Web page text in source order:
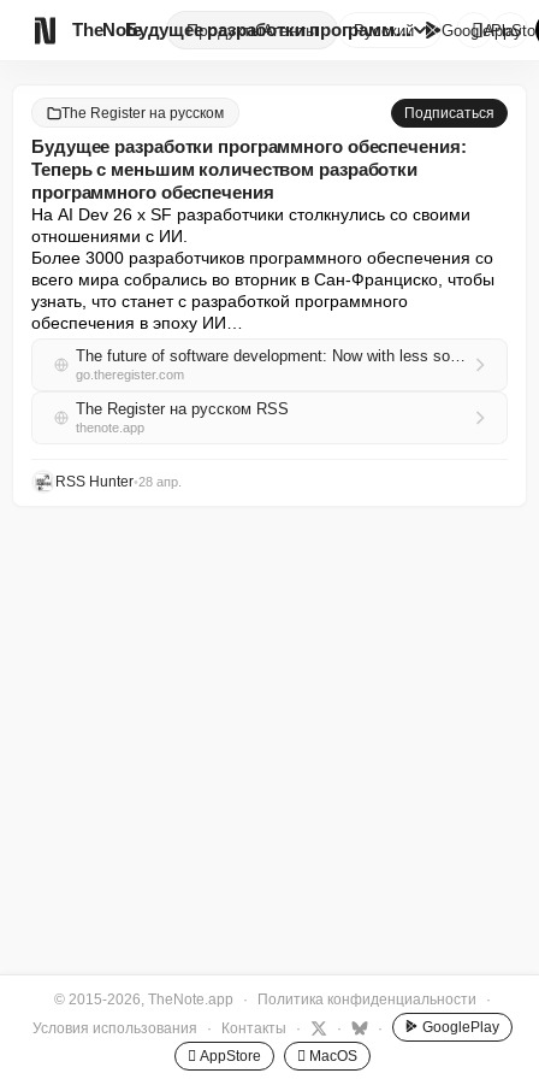
TheNote ПродуктыАгенты Будущее разработки программног...
Русский GooglePlay

The Register на русском Подписаться
Будущее разработки программного обеспечения:
Теперь с меньшим количеством разработки
программного обеспечения
На AI Dev 26 x SF разработчики столкнулись со своими
отношениями с ИИ.
Более 3000 разработчиков программного обеспечения со
всего мира собрались во вторник в Сан-Франциско, чтобы
узнать, что станет с разработкой программного
обеспечения в эпоху ИИ…
The future of software development: Now with less software development
go.theregister.com
The Register на русском RSS
thenote.app
RSS Hunter•28 апр.
© 2015-2026, TheNote.app · Политика конфиденциальности
·
Условия использования
· Контакты · · ·
GooglePlay
 AppStore
 MacOS